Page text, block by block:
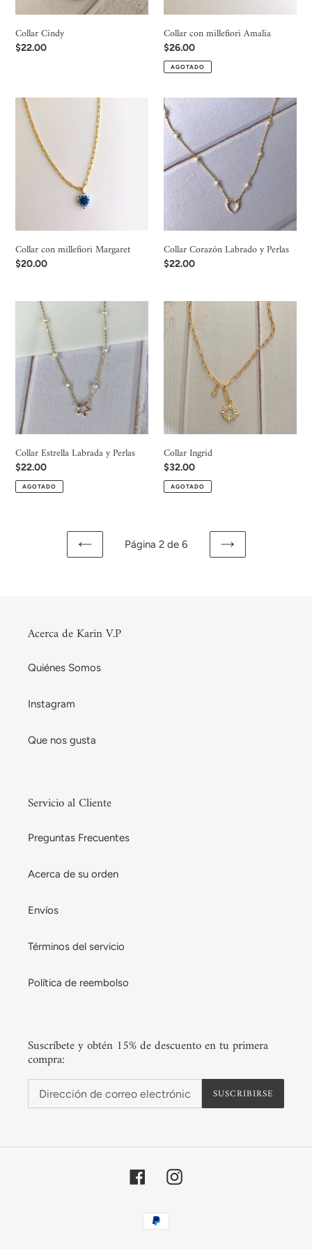
Collar Cindy
Precio
$22.00
Collar con millefiori Amalia
Precio
habitual
$26.00
AGOTADO
Collar
con
millefiori
Margaret
Collar con millefiori Margaret
Precio
$20.00
Collar
Corazón
Labrado
Perlas
Collar Corazón Labrado y Perlas
Precio
$22.00
Collar
Estrella
Labrada
Perlas
Collar Estrella Labrada y Perlas
Precio
habitual
$22.00
AGOTADO
Collar
Ingrid
Collar Ingrid
Precio
habitual
$32.00
AGOTADO
PAGINA
Página 2 de 6
SIGUIENTE
Acerca de Karin V.P
Quiénes Somos
Instagram
Que nos gusta
Servicio al Cliente
Preguntas Frecuentes
Acerca de su orden
Envíos
Términos del servicio
Política de reembolso
Suscríbete y obtén 15% de descuento en tu primera
compra:
SUSCRIBIRSE
FacebookInstagram
Métodos
de